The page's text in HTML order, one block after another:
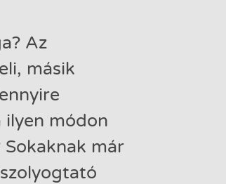
Az
másik
ilyen módon
Sokaknak már